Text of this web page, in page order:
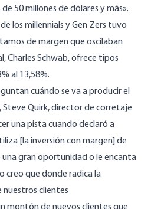
50 millones de dólares y más».
los millennials y Gen Zers tuvo
de margen que oscilaban
Charles Schwab, ofrece tipos
al 13,58%.
cuándo se va a producir el
Quirk, director de corretaje
una pista cuando declaró a
[la inversión con margen] de
gran oportunidad o le encanta
creo que donde radica la
nuestros clientes